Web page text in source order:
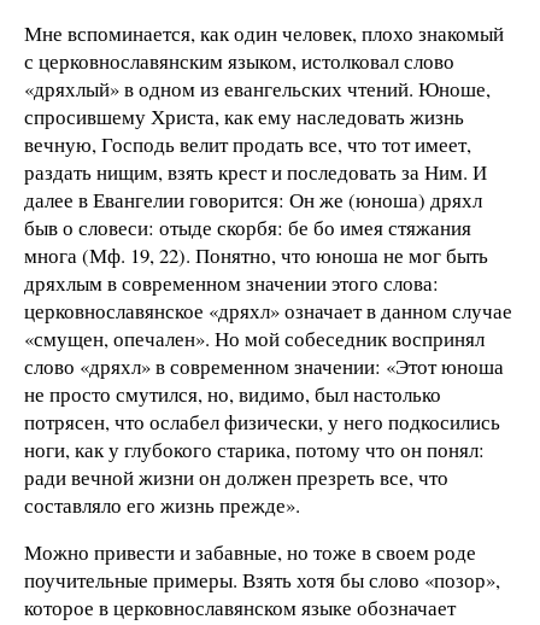
Мне вспоминается, как один человек, плохо знакомый
с церковнославянским языком, истолковал слово
«дряхлый» в одном из евангельских чтений. Юноше,
спросившему Христа, как ему наследовать жизнь
вечную, Господь велит продать все, что тот имеет,
раздать нищим, взять крест и последовать за Ним. И
далее в Евангелии говорится: Он же (юноша) дряхл
быв о словеси: отыде скорбя: бе бо имея стяжания
многа (Мф. 19, 22). Понятно, что юноша не мог быть
дряхлым в современном значении этого слова:
церковнославянское «дряхл» означает в данном случае
«смущен, опечален». Но мой собеседник воспринял
слово «дряхл» в современном значении: «Этот юноша
не просто смутился, но, видимо, был настолько
потрясен, что ослабел физически, у него подкосились
ноги, как у глубокого старика, потому что он понял:
ради вечной жизни он должен презреть все, что
составляло его жизнь прежде».
Можно привести и забавные, но тоже в своем роде
поучительные примеры. Взять хотя бы слово «позор»,
которое в церковнославянском языке обозначает